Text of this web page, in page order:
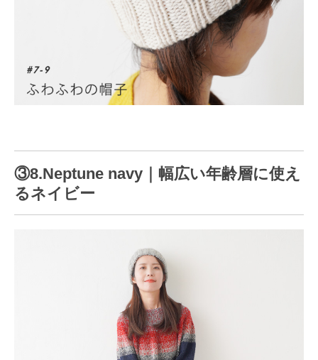
③8.Neptune navy｜幅広い年齢層に使え
るネイビー